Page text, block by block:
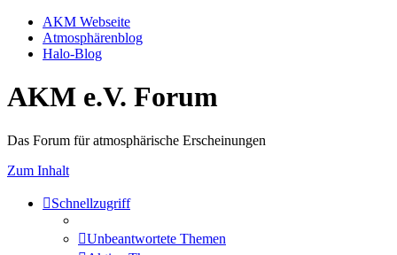
AKM Webseite
Atmosphärenblog
Halo-Blog
AKM e.V. Forum
Das Forum für atmosphärische Erscheinungen
Zum Inhalt
Schnellzugriff
Unbeantwortete Themen